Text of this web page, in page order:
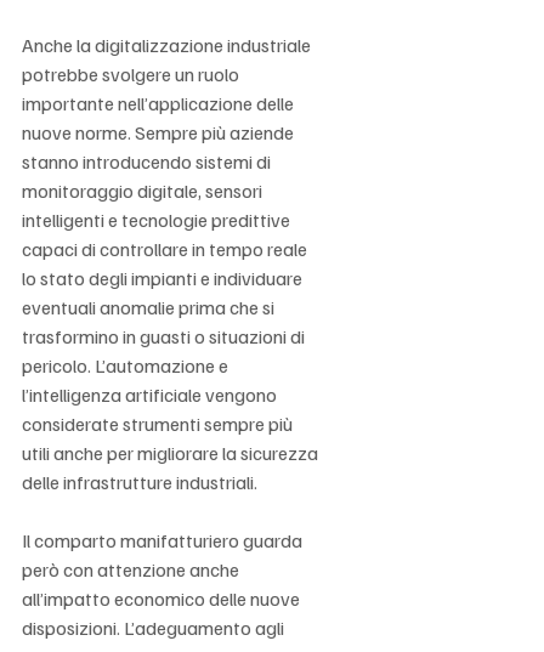
Anche la digitalizzazione industriale
potrebbe svolgere un ruolo
importante nell’applicazione delle
nuove norme. Sempre più aziende
stanno introducendo sistemi di
monitoraggio digitale, sensori
intelligenti e tecnologie predittive
capaci di controllare in tempo reale
lo stato degli impianti e individuare
eventuali anomalie prima che si
trasformino in guasti o situazioni di
pericolo. L’automazione e
l’intelligenza artificiale vengono
considerate strumenti sempre più
utili anche per migliorare la sicurezza
delle infrastrutture industriali.
Il comparto manifatturiero guarda
però con attenzione anche
all’impatto economico delle nuove
disposizioni. L’adeguamento agli